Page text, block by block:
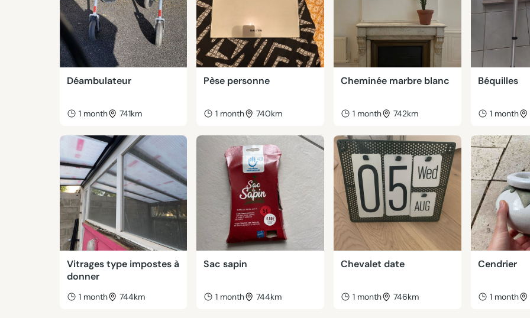
Déambulateur
1 month 741km
Pèse personne
1 month 740km
Cheminée marbre blanc
1 month 742km
Béquilles
1 month
Vitrages type impostes à
donner
1 month 744km
Sac sapin
1 month 744km
Chevalet date
1 month 746km
Cendrier
1 month